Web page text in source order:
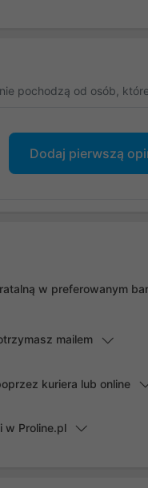
pochodzą od osób,
Dodaj pierwszą
w preferowanym
mailem
kuriera lub online
w Proline.pl